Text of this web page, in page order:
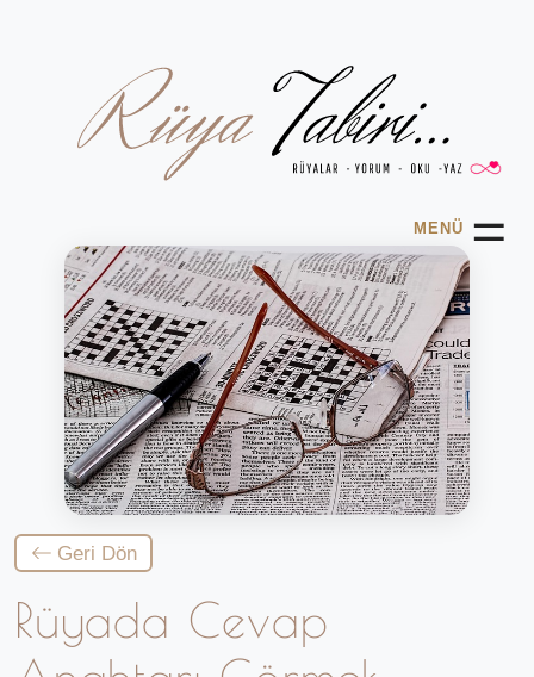
MENÜ ☰
Geri Dön
Rüyada Cevap